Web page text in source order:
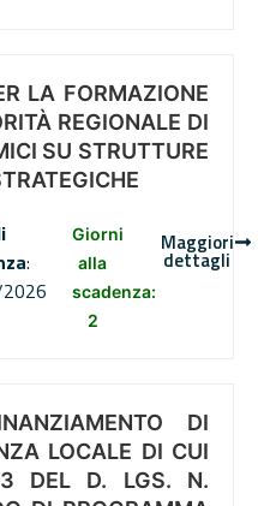
LA FORMAZIONE
REGIONALE DI
SU STRUTTURE
:
Giorni
alla
scadenza:
2
Maggiori
dettagli
DI
LOCALE DI CUI
DEL D. LGS. N.